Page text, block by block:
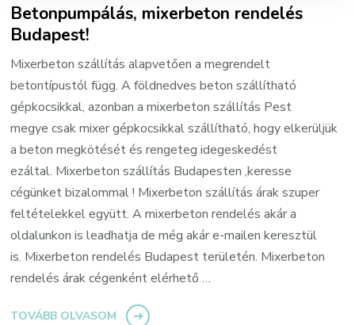
Betonpumpálás, mixerbeton rendelés
Budapest!
Mixerbeton szállítás alapvetően a megrendelt
betontípustól függ. A földnedves beton szállítható
gépkocsikkal, azonban a mixerbeton szállítás Pest
megye csak mixer gépkocsikkal szállítható, hogy elkerüljük
a beton megkötését és rengeteg idegeskedést
ezáltal. Mixerbeton szállítás Budapesten ,keresse
cégünket bizalommal ! Mixerbeton szállítás árak szuper
feltételekkel együtt. A mixerbeton rendelés akár a
oldalunkon is leadhatja de még akár e-mailen keresztül
is. Mixerbeton rendelés Budapest területén. Mixerbeton
rendelés árak cégenként elérhető …
TOVÁBB OLVASOM